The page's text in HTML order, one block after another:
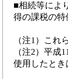
■相続等によ
得の課税の特
（注1）これ
（注2）平成
使用したとき